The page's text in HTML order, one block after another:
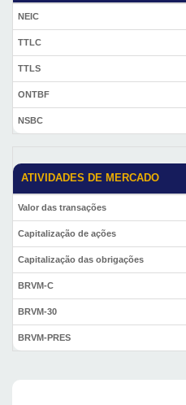
NEIC
TTLC
TTLS
ONTBF
NSBC
ATIVIDADES DE MERCADO
Valor das transações
Capitalização de ações
Capitalização das obrigações
BRVM-C
BRVM-30
BRVM-PRES